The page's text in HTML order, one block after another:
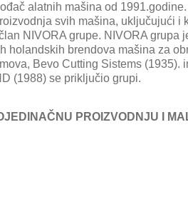
alatnih mašina od
svih mašina, uključujući i
NIVORA grupe. NIVORA
holandskih brendova mašina za
Bevo Cutting Sistems
(1988) se priključio grupi.
PROIZVODNJU I